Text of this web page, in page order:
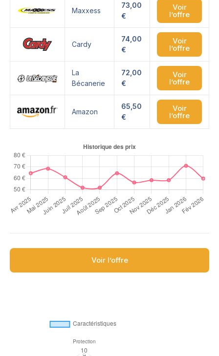
Maxxess
73,00
€
Voir
l’offre
Cardy
74,00
€
Voir
l’offre
La
Bécanerie
72,00
€
Voir
l’offre
Amazon
65,50
€
Voir
l’offre
Voir l’offre